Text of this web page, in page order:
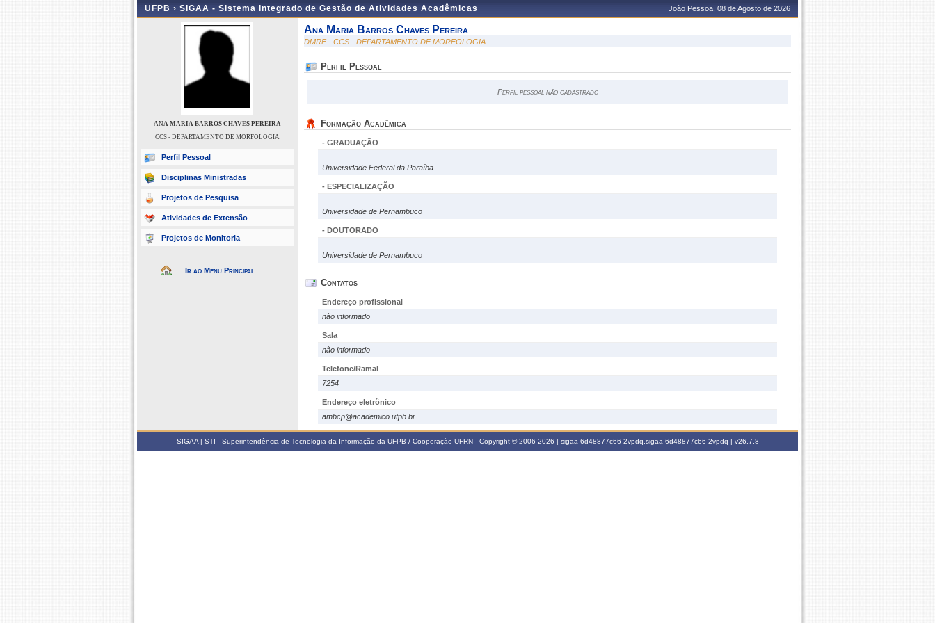
UFPB › SIGAA - Sistema Integrado de Gestão de Atividades Acadêmicas João Pessoa, 08 de Agosto de 2026
ANA MARIA BARROS CHAVES PEREIRA
CCS - DEPARTAMENTO DE MORFOLOGIA
Perfil Pessoal
Disciplinas Ministradas
Projetos de Pesquisa
Atividades de Extensão
Projetos de Monitoria
Ir ao Menu Principal
Ana Maria Barros Chaves Pereira
DMRF - CCS - DEPARTAMENTO DE MORFOLOGIA
Perfil Pessoal
Perfil pessoal não cadastrado
Formação Acadêmica
- GRADUAÇÃO
Universidade Federal da Paraíba
- ESPECIALIZAÇÃO
Universidade de Pernambuco
- DOUTORADO
Universidade de Pernambuco
Contatos
Endereço profissional
não informado
Sala
não informado
Telefone/Ramal
7254
Endereço eletrônico
ambcp@academico.ufpb.br
SIGAA | STI - Superintendência de Tecnologia da Informação da UFPB / Cooperação UFRN - Copyright © 2006-2026 | sigaa-6d48877c66-2vpdq.sigaa-6d48877c66-2vpdq | v26.7.8